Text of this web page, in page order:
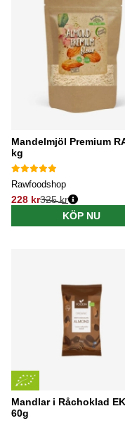
Mandelmjöl Premium
kg
Rawfoodshop
228 kr
Ordinarie pris:
325 kr
KÖP NU
Mandlar i Råchoklad
60g